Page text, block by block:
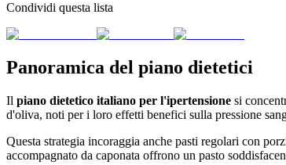
Condividi questa lista
Panoramica del piano dietetici
Il piano dietetico italiano per l'ipertensione si
d'oliva, noti per i loro effetti benefici sulla pressione
Questa strategia incoraggia anche pasti regolari con
accompagnato da caponata offrono un pasto